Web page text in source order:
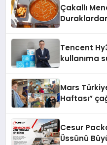
Çakallı
Tencent
kullanıma
Mars
Haftası”
Cesur
Üssünü